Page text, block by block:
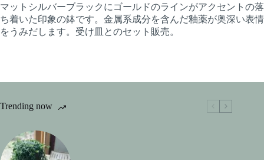
マットシルバーブラックにゴールドのラインがアクセントの落
ち着いた印象の鉢です。金属系成分を含んだ釉薬が奥深い表情
をうみだします。受け皿とのセット販売。
Trending now